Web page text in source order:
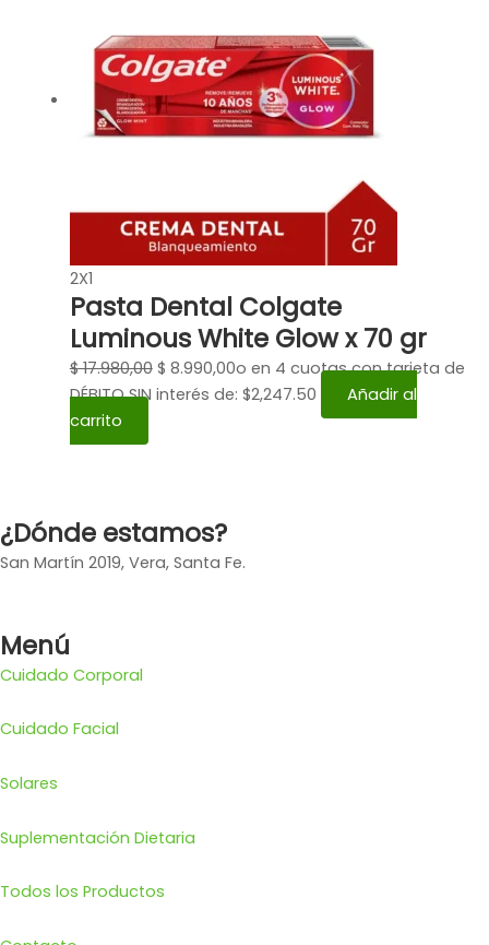
2X1
Pasta Dental Colgate
Luminous White Glow x 70 gr
$17.980,00 $ 8.990,00o en 4 cuotas con tarjeta de
DÉBITO SIN interés de: $2,247.50
Añadir al
carrito
¿Dónde estamos?
San Martín 2019, Vera, Santa Fe.
Menú
Cuidado Corporal
Cuidado Facial
Solares
Suplementación Dietaria
Todos los Productos